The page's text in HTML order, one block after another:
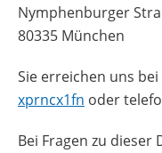
Nymphenburger
80335 München
Sie erreichen uns
xprncx1fn oder
Bei Fragen zu